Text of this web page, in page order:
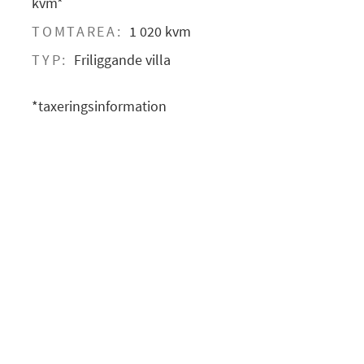
TOMTAREA: 1 020 kvm
TYP: Friliggande villa
*taxeringsinformation